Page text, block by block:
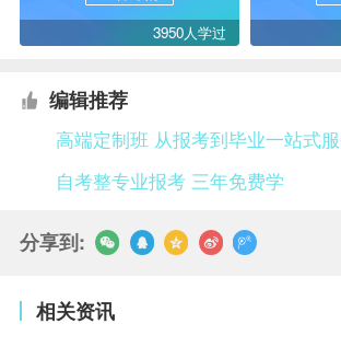
3950人学过
编辑推荐
高端定制班 从报考到毕业一站式
自考整专业报考 三年免费学
分享到:
相关资讯